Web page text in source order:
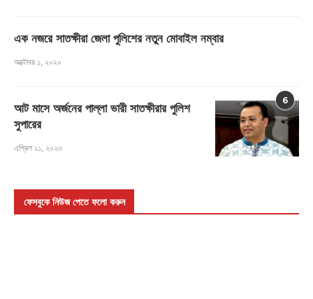
এক নজরে সাতক্ষীরা জেলা পুলিশের নতুন মোবাইল নম্বার
অক্টোবর ১, ২০২০
6
আট মাসে অর্জনের পাল্লা ভারী সাতক্ষীরার পুলিশ
সুপারের
এপ্রিল ১১, ২০২৩
ফেসবুকে নিউজ পেতে ফলো করুন